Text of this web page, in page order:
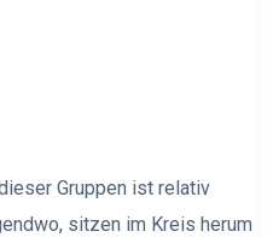
Gruppen ist relativ
sitzen im Kreis herum